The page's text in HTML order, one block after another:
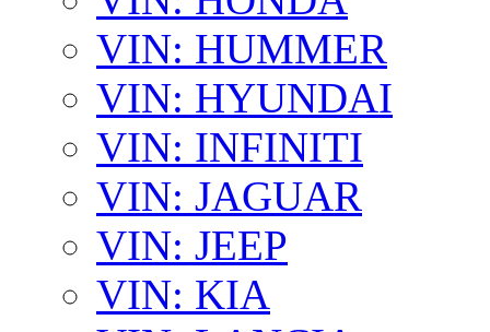
VIN: HUMMER
VIN: HYUNDAI
VIN: INFINITI
VIN: JAGUAR
VIN: JEEP
VIN: KIA